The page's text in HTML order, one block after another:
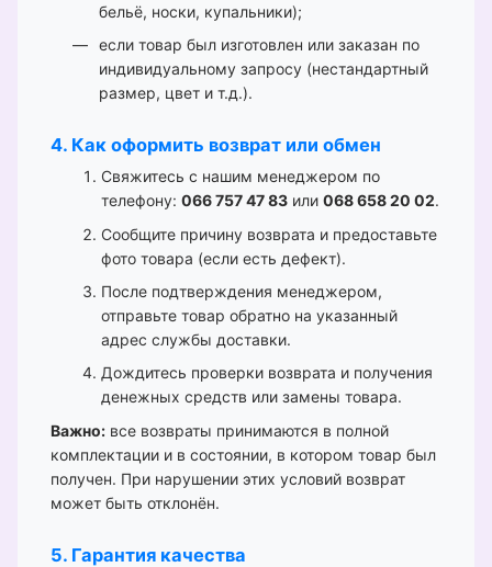
бельё, носки, купальники);
если товар был изготовлен или заказан по
индивидуальному запросу (нестандартный
размер, цвет и т.д.).
4. Как оформить возврат или обмен
Свяжитесь с нашим менеджером по
телефону: 066 757 47 83 или 068 658 20 02.
Сообщите причину возврата и предоставьте
фото товара (если есть дефект).
После подтверждения менеджером,
отправьте товар обратно на указанный
адрес службы доставки.
Дождитесь проверки возврата и получения
денежных средств или замены товара.
Важно: все возвраты принимаются в полной
комплектации и в состоянии, в котором товар был
получен. При нарушении этих условий возврат
может быть отклонён.
5. Гарантия качества